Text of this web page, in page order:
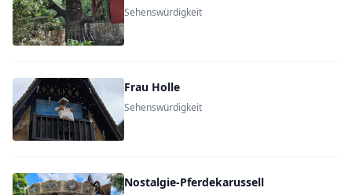
Sehenswürdigkeit
Frau Holle
Sehenswürdigkeit
Nostalgie-Pferdekarussell